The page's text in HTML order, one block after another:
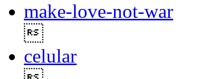
make-love-not-war
celular